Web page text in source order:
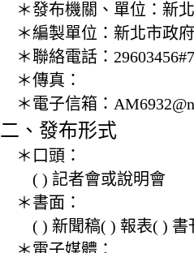
＊發布機關、單位： 新
＊編製單位： 新北市政
＊聯絡電話：
＊傳真：
＊電子信箱：
二、發布形式
＊口頭：
( ) 記者會或說明會
＊書面：
( ) 新聞稿( ) 報表( ) 書